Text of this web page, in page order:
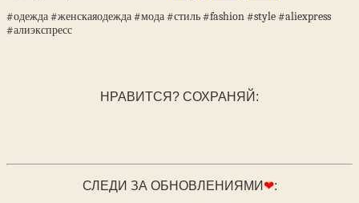
#одежда #женскаяодежда #мода #стиль #fashion #style #aliexpress
#алиэкспресс
НРАВИТСЯ? СОХРАНЯЙ:
СЛЕДИ ЗА ОБНОВЛЕНИЯМИ ❤: